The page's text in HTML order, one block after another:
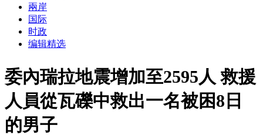
兩岸
国际
时政
编辑精选
委內瑞拉地震增加至2595人 救援
人員從瓦礫中救出一名被困8日
的男子